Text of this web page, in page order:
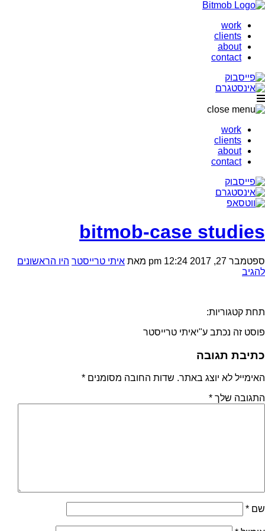
work
clients
about
contact
work
clients
about
contact
bitmob-case studies
ספטמבר 27, 2017 12:24 pm מאת איתי טרייסטר היו הראשונים
להגיב
תחת קטגוריות:
פוסט זה נכתב ע"יאיתי טרייסטר
כתיבת תגובה
האימייל לא יוצג באתר. שדות החובה מסומנים *
התגובה שלך *
שם *